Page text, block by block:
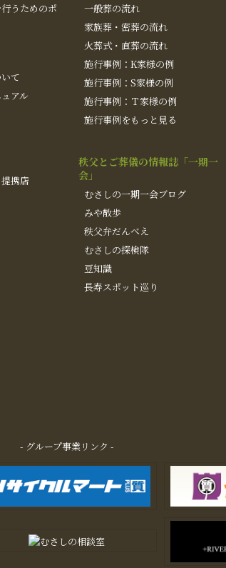
うためのポ
て
アル
一般葬の流れ
家族葬・密葬の流れ
火葬式・直葬の流れ
施行事例：K家様の例
施行事例：S家様の例
施行事例：Ｔ家様の例
施行事例をもっと見る
携店
秩父とご葬儀の情報誌「一期一
会」
むさしの一期一会ブログ
みや散歩
秩父弁だんべえ
むさしの探検隊
豆知識
長寿スポット巡り
- グループ事業リンク -